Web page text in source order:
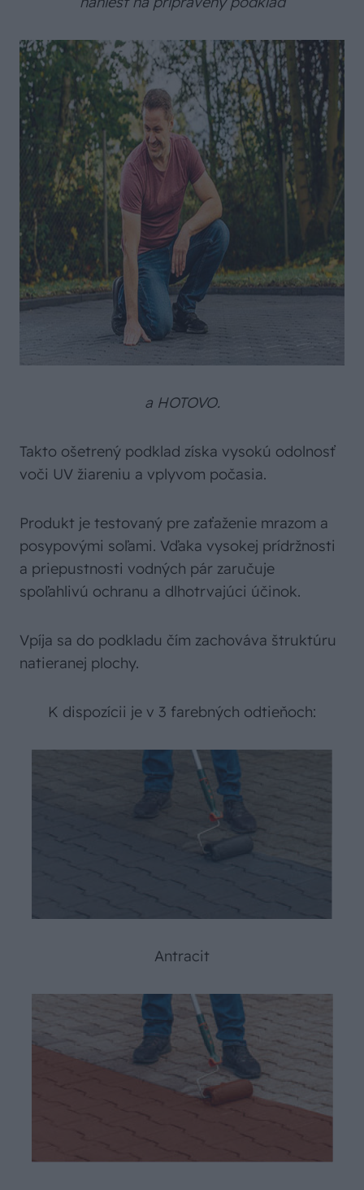
a HOTOVO.
Takto ošetrený podklad získa vysokú odolnosť
voči UV žiareniu a vplyvom počasia.
Produkt je testovaný pre zaťaženie mrazom a
posypovými soľami. Vďaka vysokej prídržnosti
a priepustnosti vodných pár zaručuje
spoľahlivú ochranu a dlhotrvajúci účinok.
Vpíja sa do podkladu čím zachováva štruktúru
natieranej plochy.
K dispozícii je v 3 farebných odtieňoch:
Antracit